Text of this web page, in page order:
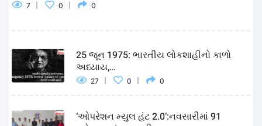
7 0 0
25 જૂન 1975: ભારતીય લોકશાહીનો કાળો
અધ્યાય,…
27 0 0
‘ઓપરેશન મ્યુલ હંટ 2.0’:નવસારીમાં 91